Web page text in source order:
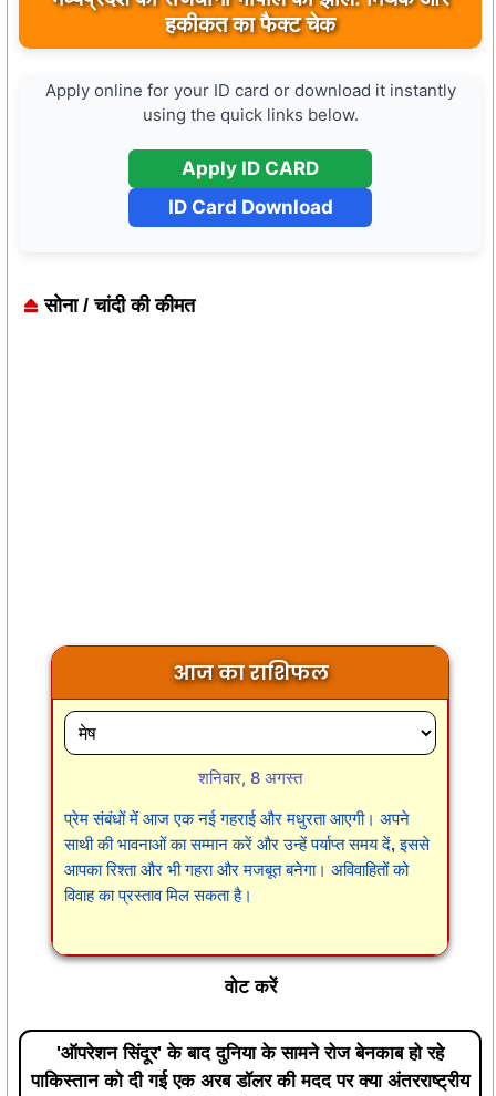
का अवलोकन कर पर्यटन विकास की दिशा में उठाया कदम
Apply online for your ID card or download it instantly
using the quick links below.
Apply ID CARD
ID Card Download
सोना / चांदी की कीमत
आज का राशिफल
शनिवार, 8 अगस्त
प्रेम संबंधों में आज एक नई गहराई और मधुरता आएगी। अपने
साथी की भावनाओं का सम्मान करें और उन्हें पर्याप्त समय दें, इससे
आपका रिश्ता और भी गहरा और मजबूत बनेगा। अविवाहितों को
विवाह का प्रस्ताव मिल सकता है।
वोट करें
'ऑपरेशन सिंदूर' के बाद दुनिया के सामने रोज बेनकाब हो रहे
पाकिस्तान को दी गई एक अरब डॉलर की मदद पर क्या अंतरराष्ट्रीय